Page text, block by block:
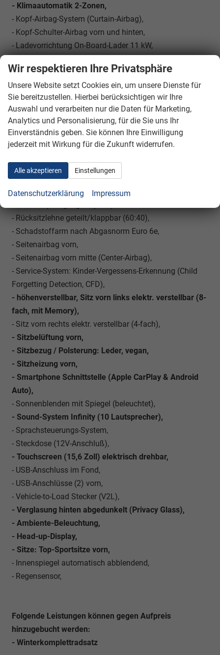
- Klimaautomatik 2-Zonen,
- Kopf-Airbag-System (Curtain-Airbag),
- Kopf-Schulter-Airbag vorn und hinten,
- Ladevorrichtung On-Board-Lader 11 kW,
- Lenkrad heizbar,
- Leseleuchten vorn und hinten LED,
- Lichtassistent (Coming Home, Leaving Home),
- LM-Felgen,
- Luftdüsen im Fond,
- Luftreinigungs-System PM 2.5,
- Mittelarmlehne hinten mit Getränkehalter,
- Nebelschlussleuchte, Notrufsystem,
- Panorama-Schiebedach mit Einklemmschutz und
Sonnenblende elektrisch,
- Rücksitzlehne geteilt/klappbar (60:40),
- Schadstoffarm nach Abgasnorm Euro 6e,
- Seitenairbag vorn,
- Seitenairbag vorn mitte (Center-Airbag),
- Service-System: Kinder-Vergessens-Erkennung (Child
Forgetting Detection, CFD),
- höhenverstellbar, Sitz vorn links elektr. verstellbar (8-
fach, mit Memory),
- Sitz vorn rechts elektr. verstellbar (4-fach),
- Sitzbelüftung vorn,
- Sitzbezug / Polsterung: Leder, vegan,
- Sitzheizung vorn,
- Smartphone Schnittstelle (Apple CarPlay & Android
Auto),
- Sonnenblenden mit Spiegel (beleuchtet),
- Sound-System Infinity (10 Lautsprecher),
- Sprachsteuerungs-System,
- Steckdose (12V-Anschluß),
- Touchscreen (15,6 Zoll) elektrisch drehbar,
- USB-Anschluss im Fond,
- USB-Anschlüsse (2) vorn,
- Vehicle-to-Load Stecker (V2L),
- Verglasung hinten abgedunkelt (Privacy Glass),
- Ambiente-Beleuchtung,
- Head-up-Display,
- Sitze: Top-Sportsitze vorn,
- Innenspiegel automatisch abblendend,
- Regensensor,
Folgende Leistungen können gegen Aufpreis
hinzugebucht werden:
- Winterkomplettradsatz
Wir respektieren Ihre Privatsphäre
Unsere Website setzt Cookies ein, um unsere Dienste für
Sie bereitzustellen. Hierbei berücksichtigen wir Ihre
Auswahl und verarbeiten nur die Daten für Marketing,
Analytics und Personalisierung, für die Sie uns Ihr
Einverständnis geben. Sie können Ihre Einwilligung
jederzeit mit Wirkung für die Zukunft widerrufen.
Alle akzeptieren Einstellungen
Datenschutzerklärung Impressum